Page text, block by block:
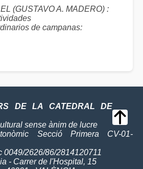
(GUSTAVO A. MADERO) :
de campanas:
DE LA CATEDRAL DE
sense ànim de lucre
Secció Primera CV-01-
0049/2626/86/2814120711
- Carrer de l'Hospital, 15